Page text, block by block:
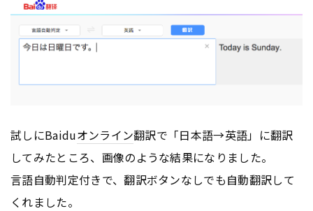
試しにBaiduオンライン翻訳で「日本語→英語」に翻訳
してみたところ、画像のような結果になりました。
言語自動判定付きで、翻訳ボタンなしでも自動翻訳して
くれました。